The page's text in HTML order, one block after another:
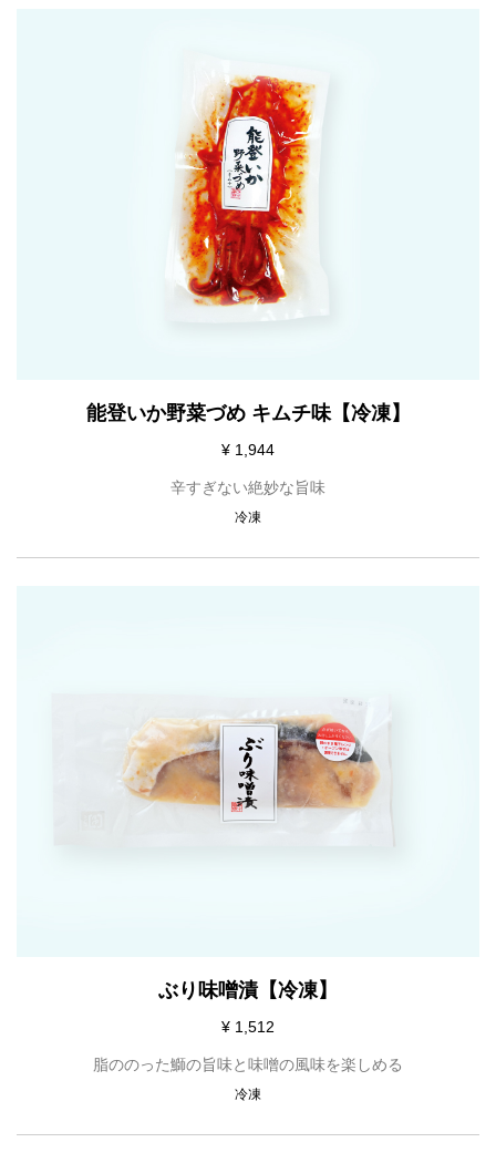
能登いか野菜づめ キムチ味【冷凍】
¥ 1,944
辛すぎない絶妙な旨味
冷凍
ぶり味噌漬【冷凍】
¥ 1,512
脂ののった鰤の旨味と味噌の風味を楽しめる
冷凍